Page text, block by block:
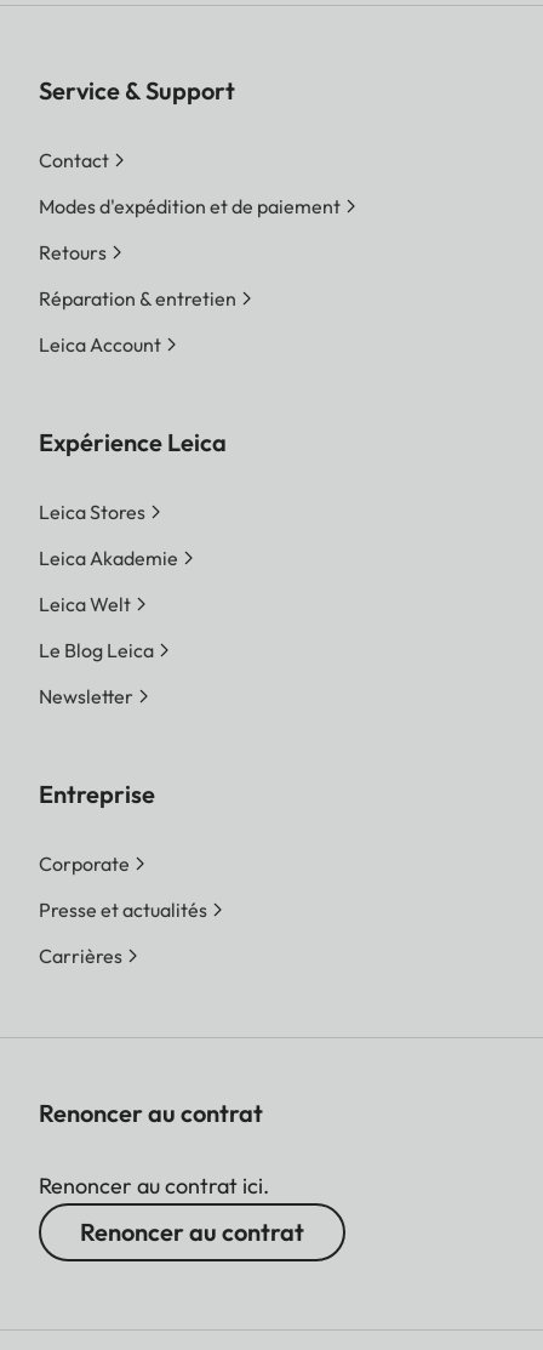
Service & Support
Contact
Modes d'expédition et de paiement
Retours
Réparation & entretien
Leica Account
Expérience Leica
Leica Stores
Leica Akademie
Leica Welt
Le Blog Leica
Newsletter
Entreprise
Corporate
Presse et actualités
Carrières
Renoncer au contrat
Renoncer au contrat ici.
Renoncer au contrat